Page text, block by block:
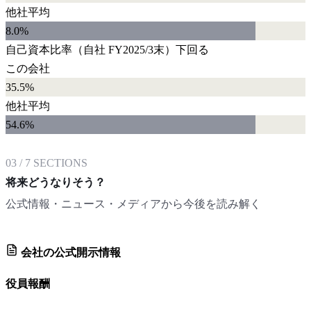
他社平均
8.0%
自己資本比率 （自社 FY2025/3末） 下回る
この会社
35.5%
他社平均
54.6%
03 / 7 SECTIONS
将来どうなりそう？
公式情報・ニュース・メディアから今後を読み解く
会社の公式開示情報
役員報酬